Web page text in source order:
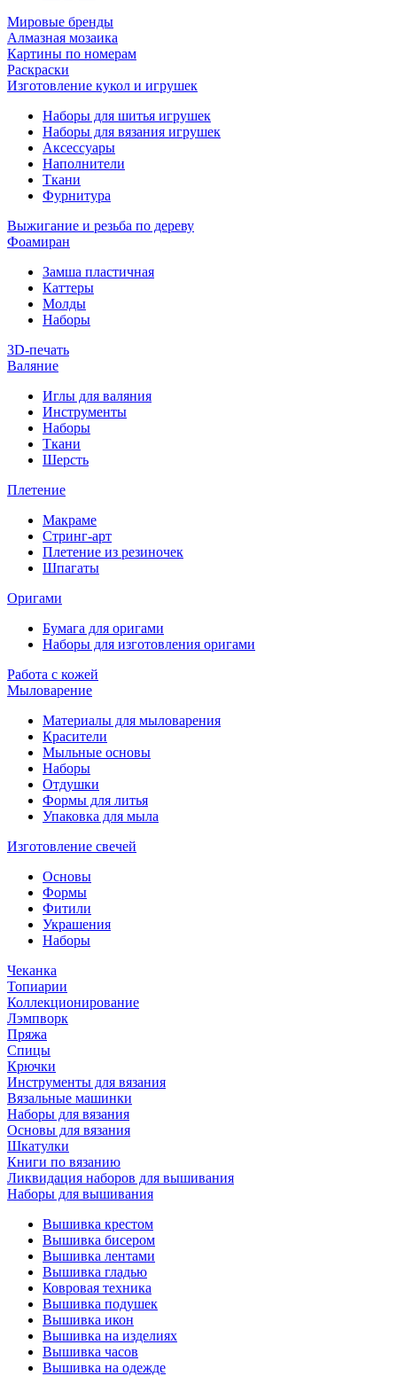
Мировые бренды
Алмазная мозаика
Картины по номерам
Раскраски
Изготовление кукол и игрушек
Наборы для шитья игрушек
Наборы для вязания игрушек
Аксессуары
Наполнители
Ткани
Фурнитура
Выжигание и резьба по дереву
Фоамиран
Замша пластичная
Каттеры
Молды
Наборы
3D-печать
Валяние
Иглы для валяния
Инструменты
Наборы
Ткани
Шерсть
Плетение
Макраме
Стринг-арт
Плетение из резиночек
Шпагаты
Оригами
Бумага для оригами
Наборы для изготовления оригами
Работа с кожей
Мыловарение
Материалы для мыловарения
Красители
Мыльные основы
Наборы
Отдушки
Формы для литья
Упаковка для мыла
Изготовление свечей
Основы
Формы
Фитили
Украшения
Наборы
Чеканка
Топиарии
Коллекционирование
Лэмпворк
Пряжа
Спицы
Крючки
Инструменты для вязания
Вязальные машинки
Наборы для вязания
Основы для вязания
Шкатулки
Книги по вязанию
Ликвидация наборов для вышивания
Наборы для вышивания
Вышивка крестом
Вышивка бисером
Вышивка лентами
Вышивка гладью
Ковровая техника
Вышивка подушек
Вышивка икон
Вышивка на изделиях
Вышивка часов
Вышивка на одежде